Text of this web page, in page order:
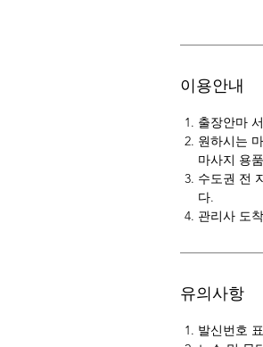
이용안내
출장안마
원하시는
마사지 용
수도권 전
다.
관리사 도
유의사항
발신번호